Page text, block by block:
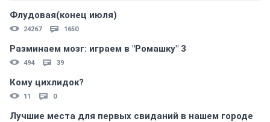
Флудовая(конец июля)
24267 1650
Разминаем мозг: играем в "Ромашку" 3
494 39
Кому цихлидок?
11 0
Лучшие места для первых свиданий в нашем городе